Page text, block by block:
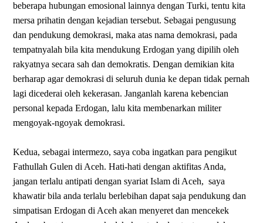
beberapa hubungan emosional lainnya dengan Turki, tentu kita
mersa prihatin dengan kejadian tersebut. Sebagai pengusung
dan pendukung demokrasi, maka atas nama demokrasi, pada
tempatnyalah bila kita mendukung Erdogan yang dipilih oleh
rakyatnya secara sah dan demokratis. Dengan demikian kita
berharap agar demokrasi di seluruh dunia ke depan tidak pernah
lagi dicederai oleh kekerasan. Janganlah karena kebencian
personal kepada Erdogan, lalu kita membenarkan militer
mengoyak-ngoyak demokrasi.
Kedua, sebagai intermezo, saya coba ingatkan para pengikut
Fathullah Gulen di Aceh. Hati-hati dengan aktifitas Anda,
jangan terlalu antipati dengan syariat Islam di Aceh, saya
khawatir bila anda terlalu berlebihan dapat saja pendukung dan
simpatisan Erdogan di Aceh akan menyeret dan mencekek